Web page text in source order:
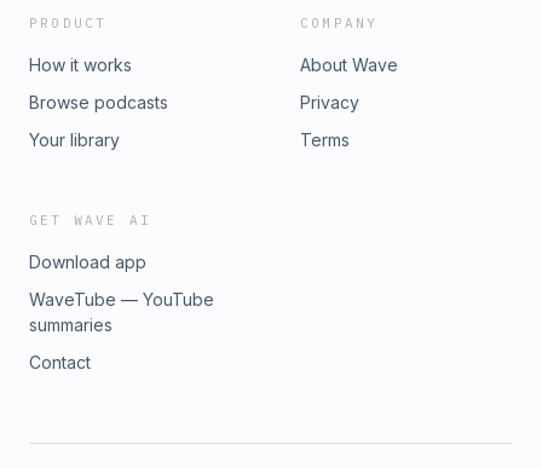
PRODUCT
How it works
Browse podcasts
Your library
COMPANY
About Wave
Privacy
Terms
GET WAVE AI
Download app
WaveTube — YouTube
summaries
Contact